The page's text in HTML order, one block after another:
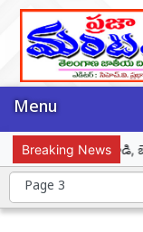
Menu
Breaking News
మహిళపై లైంగిక దాడి,